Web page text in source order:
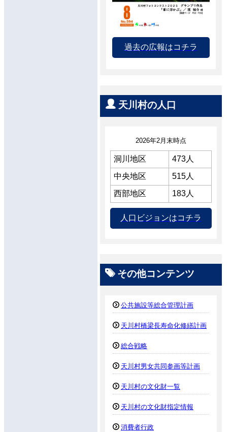
過去の広報はコチラ
天川村の人口
2026年2月末時点
洞川地区
473人
中央地区
515人
西部地区
183人
人口ビジョンはコチラ
その他コンテンツ
公共施設等総合管理計画
天川村橋梁長寿命化修繕計画
総合戦略
天川村男女共同参画等計画
天川村の文化財一覧
天川村の文化財指定情報
消費者行政